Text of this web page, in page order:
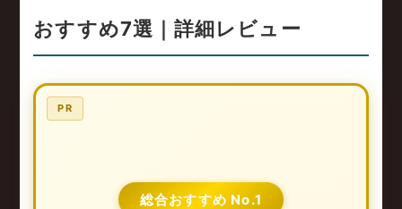
おすすめ7選｜詳細レビュー
PR
総合おすすめ No.1